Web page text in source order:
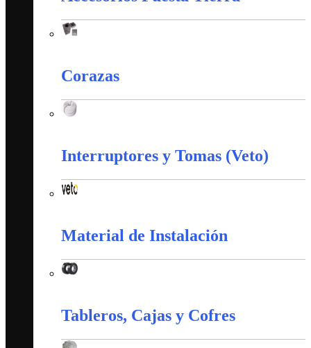
Corazas
Interruptores y Tomas (Veto)
Material de Instalación
Tableros, Cajas y Cofres